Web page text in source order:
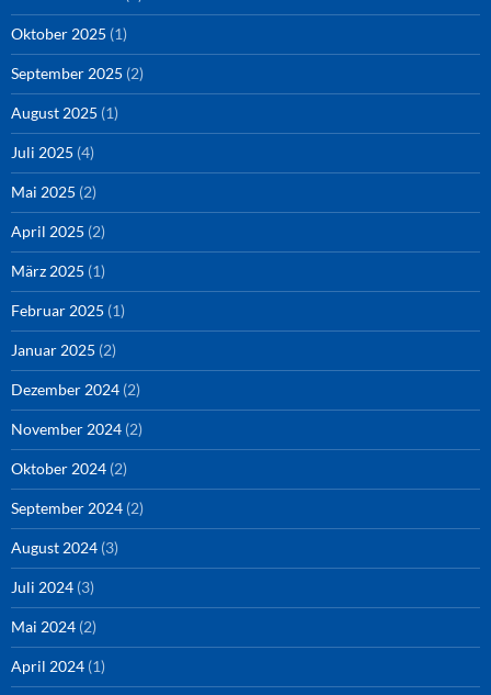
Oktober 2025 (1)
September 2025 (2)
August 2025 (1)
Juli 2025 (4)
Mai 2025 (2)
April 2025 (2)
März 2025 (1)
Februar 2025 (1)
Januar 2025 (2)
Dezember 2024 (2)
November 2024 (2)
Oktober 2024 (2)
September 2024 (2)
August 2024 (3)
Juli 2024 (3)
Mai 2024 (2)
April 2024 (1)